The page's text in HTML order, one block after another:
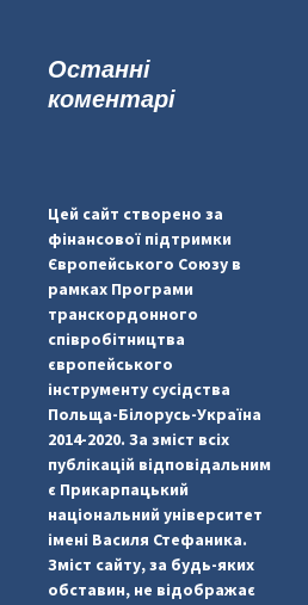
pimrec_project
Останні
коментарі
Цей сайт створено за
фінансової підтримки
Європейського Союзу в
рамках Програми
транскордонного
співробітництва
європейського
інструменту сусідства
Польща-Білорусь-Україна
2014-2020. За зміст всіх
публікацій відповідальним
є Прикарпацький
національний університет
імені Василя Стефаника.
Зміст сайту, за будь-яких
обставин, не відображає